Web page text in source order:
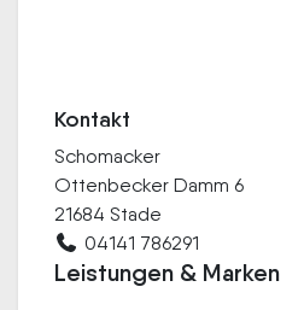
Kontakt
Schomacker
Ottenbecker Damm 6
21684 Stade
04141 786291
Leistungen & Marken